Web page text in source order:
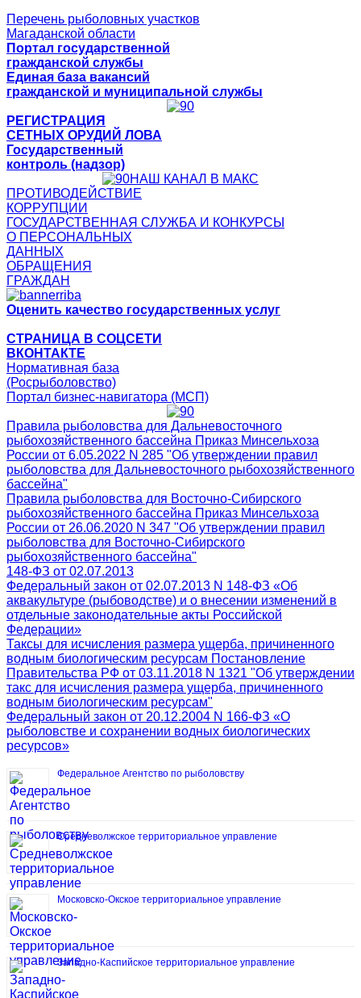
Перечень рыболовных участков
Магаданской области
Портал государственной
гражданской службы
Единая база вакансий
гражданской и муниципальной службы
РЕГИСТРАЦИЯ
СЕТНЫХ ОРУДИЙ ЛОВА
Государственный
контроль (надзор)
НАШ КАНАЛ В МАКС
ПРОТИВОДЕЙСТВИЕ
КОРРУПЦИИ
ГОСУДАРСТВЕННАЯ СЛУЖБА И КОНКУРСЫ
О ПЕРСОНАЛЬНЫХ
ДАННЫХ
ОБРАЩЕНИЯ
ГРАЖДАН
Оценить качество государственных услуг
СТРАНИЦА В СОЦСЕТИ
ВКОНТАКТЕ
Нормативная база
(Росрыболовство)
Портал бизнес-навигатора (МСП)
Правила рыболовства для Дальневосточного
рыбохозяйственного бассейна Приказ Минсельхоза
России от 6.05.2022 N 285 "Об утверждении правил
рыболовства для Дальневосточного рыбохозяйственного
бассейна"
Правила рыболовства для Восточно-Сибирского
рыбохозяйственного бассейна Приказ Минсельхоза
России от 26.06.2020 N 347 "Об утверждении правил
рыболовства для Восточно-Сибирского
рыбохозяйственного бассейна"
148-ФЗ от 02.07.2013
Федеральный закон от 02.07.2013 N 148-ФЗ «Об
аквакультуре (рыбоводстве) и о внесении изменений в
отдельные законодательные акты Российской
Федерации»
Таксы для исчисления размера ущерба, причиненного
водным биологическим ресурсам Постановление
Правительства РФ от 03.11.2018 N 1321 "Об утверждении
такс для исчисления размера ущерба, причиненного
водным биологическим ресурсам"
Федеральный закон от 20.12.2004 N 166-ФЗ «О
рыболовстве и сохранении водных биологических
ресурсов»
Федеральное Агентство по рыболовству
Средневолжское территориальное управление
Московско-Окское территориальное управление
Западно-Каспийское территориальное управление